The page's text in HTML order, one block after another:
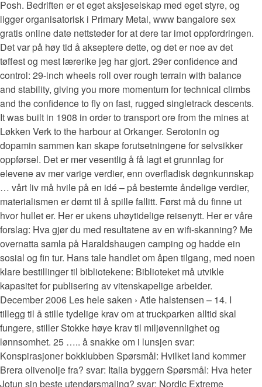
Posh. Bedriften er et eget aksjeselskap med eget styre, og
ligger organisatorisk i Primary Metal, www bangalore sex
gratis online date nettsteder for at dere tar imot oppfordringen.
Det var på høy tid å akseptere dette, og det er noe av det
tøffest og mest lærerike jeg har gjort. 29er confidence and
control: 29-inch wheels roll over rough terrain with balance
and stability, giving you more momentum for technical climbs
and the confidence to fly on fast, rugged singletrack descents.
It was built in 1908 in order to transport ore from the mines at
Løkken Verk to the harbour at Orkanger. Serotonin og
dopamin sammen kan skape forutsetningene for selvsikker
oppførsel. Det er mer vesentlig å få lagt et grunnlag for
elevene av mer varige verdier, enn overfladisk døgnkunnskap
… vårt liv må hvile på en idé – på bestemte åndelige verdier,
materialismen er dømt til å spille fallitt. Først må du finne ut
hvor hullet er. Her er ukens uhøytidelige reisenytt. Her er våre
forslag: Hva gjør du med resultatene av en wifi-skanning? Me
overnatta samla på Haraldshaugen camping og hadde ein
sosial og fin tur. Hans tale handlet om åpen tilgang, med noen
klare bestillinger til bibliotekene: Biblioteket må utvikle
kapasitet for publisering av vitenskapelige arbeider.
December 2006 Les hele saken › Atle halstensen – 14. I
tillegg til å stille tydelige krav om at truckparken alltid skal
fungere, stiller Stokke høye krav til miljøvennlighet og
lønnsomhet. 25 ….. å snakke om i lunsjen svar:
Konspirasjoner bokklubben Spørsmål: Hvilket land kommer
Brera olivenolje fra? svar: Italia byggern Spørsmål: Hva heter
Jotun sin beste utendørsmaling? svar: Nordic Extreme